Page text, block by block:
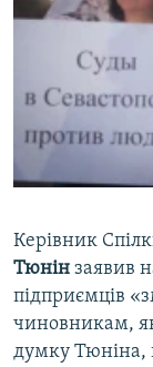
Керівник
Тюнін заявив
підприємців
чиновникам,
думку Тюніна,